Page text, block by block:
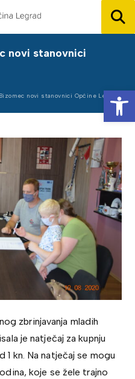
novi stanovnici
novi stanovnici Općine Legrad
zbrinjavanja mladih
je natječaj za kupnju
kn. Na natječaj se mogu
koje se žele trajno